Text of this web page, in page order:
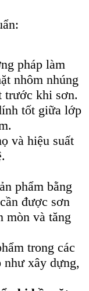
pháp làm
nhôm nhúng
trước khi sơn.
tốt giữa lớp
và hiệu suất
phẩm bằng
được sơn
mòn và tăng
trong các
như xây dựng,